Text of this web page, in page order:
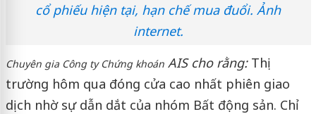
cổ phiếu hiện tại, hạn chế mua đuổi. Ảnh
internet.
Chuyên gia Công ty Chứng khoánAIS cho rằng: Thị
trường hôm qua đóng cửa cao nhất phiên giao
dịch nhờ sự dẫn dắt của nhóm Bất động sản. Chỉ